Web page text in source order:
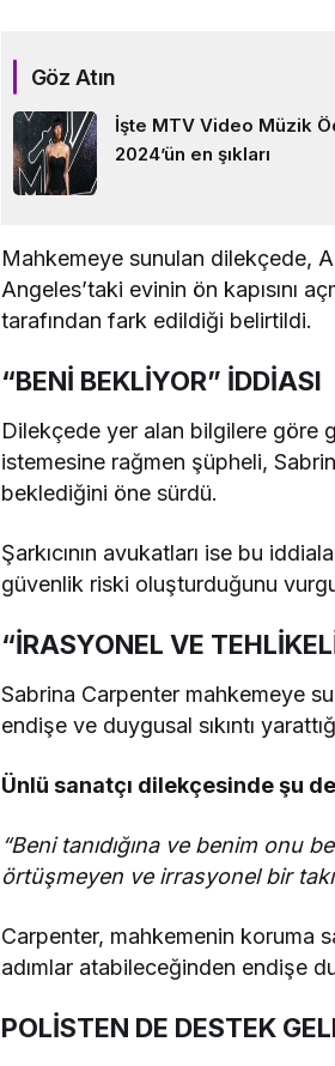
Göz Atın
İşte MTV Video Müzik
2024’ün en şıkları
Mahkemeye sunulan dilekçede,
Angeles’taki evinin ön kapısını
tarafından fark edildiği belirtildi.
“BENİ BEKLİYOR” İDDİASI
Dilekçede yer alan bilgilere göre
istemesine rağmen şüpheli,
beklediğini öne sürdü.
Şarkıcının avukatları ise bu
güvenlik riski oluşturduğunu
“İRASYONEL VE
Sabrina Carpenter mahkemeye
endişe ve duygusal sıkıntı
Ünlü sanatçı dilekçesinde şu
“Beni tanıdığına ve benim onu
örtüşmeyen ve irrasyonel bir
Carpenter, mahkemenin koruma
adımlar atabileceğinden endişe
POLİSTEN DE DESTEK